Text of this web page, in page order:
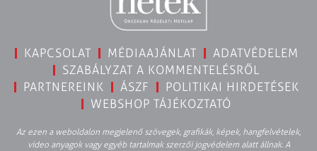
KAPCSOLAT MÉDIAAJÁNLAT
ADATVÉDELEM
SZABÁLYZAT A KOMMENTELÉSRŐL
PARTNEREINK
ÁSZF
POLITIKAI HIRDETÉSEK
WEBSHOP TÁJÉKOZTATÓ
Az ezen a weboldalon megjelenő szövegek, grafikák, képek, hangfelvételek,
video anyagok vagy egyéb tartalmak szerzői jogvédelem alatt állnak. A